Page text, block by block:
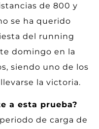
de 800 y
se ha querido
del running
domingo en la
siendo uno de los
la victoria.
a esta prueba?
de carga de